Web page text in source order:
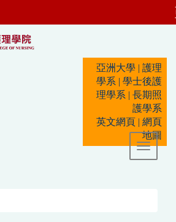
亞洲大學 | 護理
學系 | 學士後護
理學系 | 長期照
護學系
英文網頁 | 網頁
地圖
Toggle